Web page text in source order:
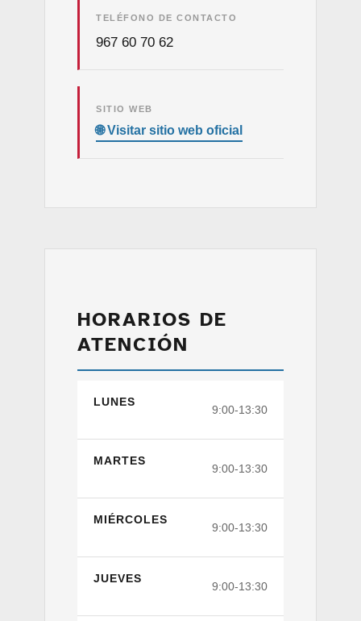
TELÉFONO DE CONTACTO
967 60 70 62
SITIO WEB
HORARIOS DE
ATENCIÓN
LUNES
9:00-13:30
MARTES
9:00-13:30
MIÉRCOLES
9:00-13:30
JUEVES
9:00-13:30